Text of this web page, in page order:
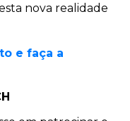
nova realidade
e faça a